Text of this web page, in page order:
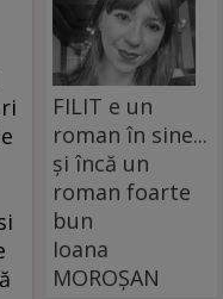
FILIT e un
roman în sine...
și încă un
roman foarte
bun
Ioana
MOROȘAN